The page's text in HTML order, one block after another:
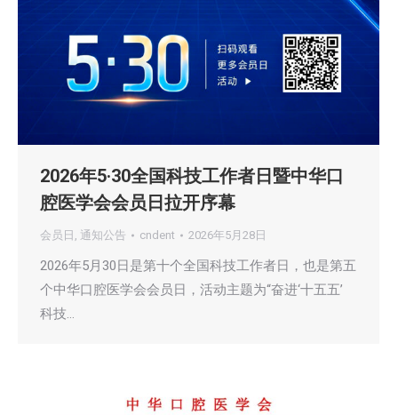
2026年5·30全国科技工作者日暨中华口
腔医学会会员日拉开序幕
会员日 , 通知公告 cndent 2026年5月28日
2026年5月30日是第十个全国科技工作者日，也是第五
个中华口腔医学会会员日，活动主题为“奋进‘十五五’
科技…